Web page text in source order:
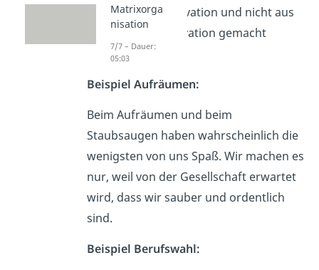
extrinsischer Motivation und nicht aus
intrinsischer Motivation gemacht
werden:
Beispiel Aufräumen:
Beim Aufräumen und beim
Staubsaugen haben wahrscheinlich die
wenigsten von uns Spaß. Wir machen es
nur, weil von der Gesellschaft erwartet
wird, dass wir sauber und ordentlich
sind.
Beispiel Berufswahl:
Matrixorga
nisation
7/7 – Dauer:
05:03